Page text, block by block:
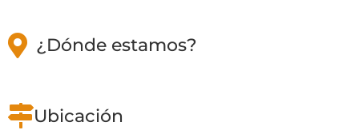
¿Dónde estamos?
Ubicación